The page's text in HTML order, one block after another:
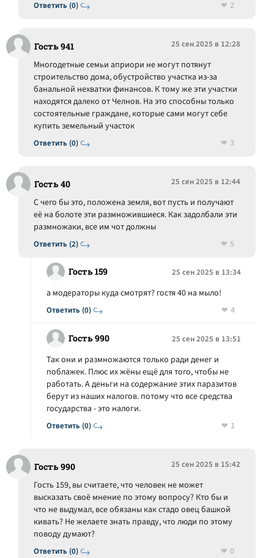
Ответить (0) 2
Гость 941 25 сен 2025 в 12:28
Ответить (0)
Многодетные семьи априори не могут потянут
строительство дома, обустройство участка из-за
банальной нехватки финансов. К тому же эти участки
находятся далеко от Челнов. На это способны только
состоятельные граждане, которые сами могут себе
купить земельный участок
3
Гость 40 25 сен 2025 в 12:44
Ответить (2)
С чего бы это, положена земля, вот пусть и получают
её на болоте эти размножившиеся. Как задолбали эти
размножаки, все им чот должны
5
Гость 159 25 сен 2025 в 13:34
Ответить (0)
а модераторы куда смотрят? гостя 40 на мыло!
4
Гость 990 25 сен 2025 в 13:51
Ответить (0)
Так они и размножаются только ради денег и
поблажек. Плюс их жёны ещё для того, чтобы не
работать. А деньги на содержание этих паразитов
берут из наших налогов. потому что все средства
государства - это налоги.
1
Гость 990 25 сен 2025 в 15:42
Ответить (0)
Гость 159, вы считаете, что человек не может
высказать своё мнение по этому вопросу? Кто бы и
что не выдумал, все обязаны как стадо овец башкой
кивать? Не желаете знать правду, что люди по этому
поводу думают?
0